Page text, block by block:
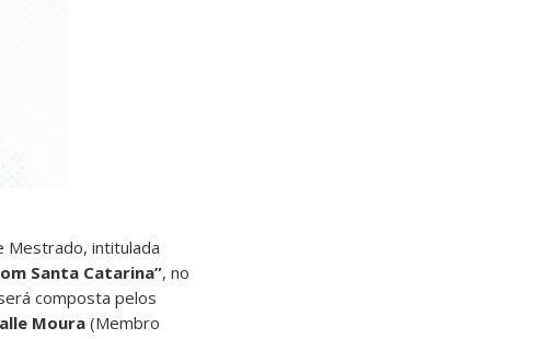
Mestrado, intitulada
Santa Catarina”, no
composta pelos
Moura(Membro